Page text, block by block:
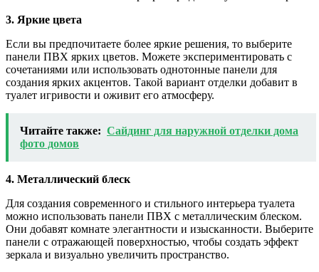
3. Яркие цвета
Если вы предпочитаете более яркие решения, то выберите
панели ПВХ ярких цветов. Можете экспериментировать с
сочетаниями или использовать однотонные панели для
создания ярких акцентов. Такой вариант отделки добавит в
туалет игривости и оживит его атмосферу.
Читайте также: Сайдинг для наружной отделки дома
фото домов
4. Металлический блеск
Для создания современного и стильного интерьера туалета
можно использовать панели ПВХ с металлическим блеском.
Они добавят комнате элегантности и изысканности. Выберите
панели с отражающей поверхностью, чтобы создать эффект
зеркала и визуально увеличить пространство.